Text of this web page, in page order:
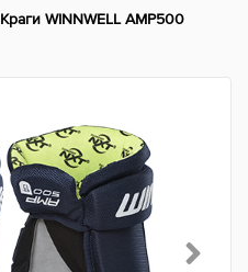
Краги WINNWELL AMP500